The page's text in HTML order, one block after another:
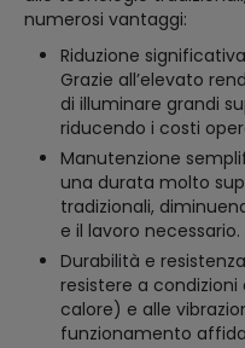
numerosi vantaggi:
Riduzione
Grazie all’elevato
di illuminare grandi
riducendo i costi
Manutenzione
una durata molto
tradizionali,
e il lavoro necessario.
Durabilità e
resistere a
calore) e alle
funzionamento